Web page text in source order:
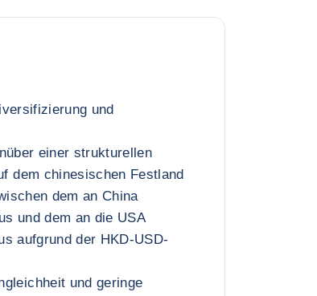
und
einer strukturellen
dem chinesischen Festland
dem an China
und dem an die USA
aufgrund der HKD-USD-
und geringe